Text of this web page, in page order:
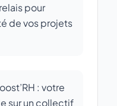
pour
de vos projets
: votre
sur un collectif